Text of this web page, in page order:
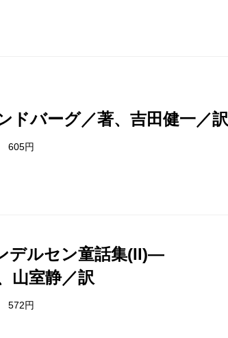
ドバーグ／著、吉田健一／訳
605円
デルセン童話集(II)―
山室静／訳
572円